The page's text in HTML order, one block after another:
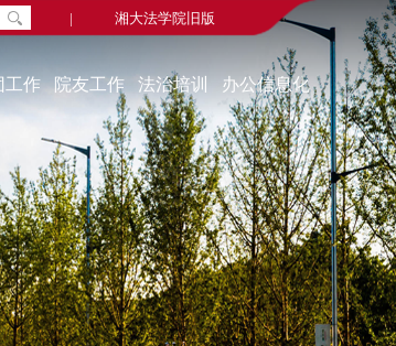
| 湘大法学院旧版
工作
公告
机构
党建
党建
活动
院友工作
院友新闻
院友会
毕业视频
院友名录
院友基金
法治培训
中心概况
学习资源
联系我们
培训动态
办公信息化